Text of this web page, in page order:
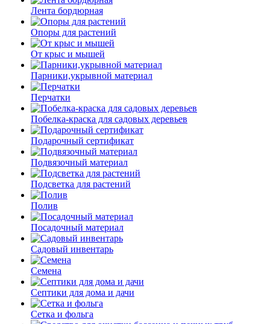
Лента бордюрная
Опоры для растений
От крыс и мышей
Парники,укрывной материал
Перчатки
Побелка-краска для садовых деревьев
Подарочный сертификат
Подвязочный материал
Подсветка для растений
Полив
Посадочный материал
Садовый инвентарь
Семена
Септики для дома и дачи
Сетка и фольга